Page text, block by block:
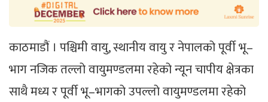
काठमाडौं । पश्चिमी वायु, स्थानीय वायु र नेपालको पूर्वी भू–
भाग नजिक तल्लो वायुमण्डलमा रहेको न्यून चापीय क्षेत्रका
साथै मध्य र पूर्वी भू–भागको उपल्लो वायुमण्डलमा रहेको